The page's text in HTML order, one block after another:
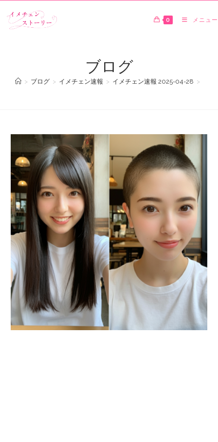
0 メニュー
ブログ
> ブログ > イメチェン速報 > イメチェン速報 2025-04-28 >